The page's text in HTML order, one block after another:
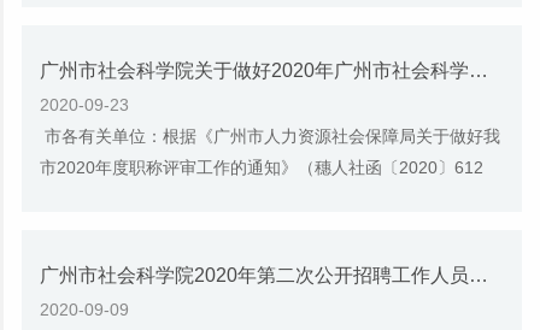
广州市社会科学院关于做好2020年广州市社会科学研究系列高、中级职称评审工作的通知
2020-09-23
市各有关单位：根据《广州市人力资源社会保障局关于做好我
市2020年度职称评审工作的通知》（穗人社函〔2020〕612
广州市社会科学院2020年第二次公开招聘工作人员（经济及管理类研究岗位）递补体检人员名单公告
2020-09-09